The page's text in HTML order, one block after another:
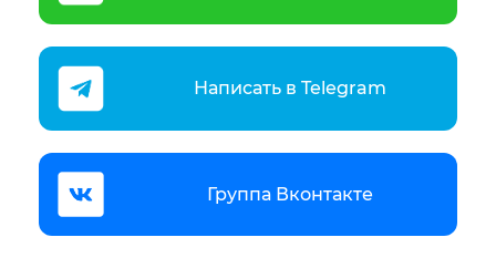
Написать в Telegram
Группа Вконтакте